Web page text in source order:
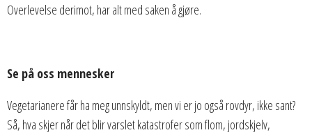
Overlevelse derimot, har alt med saken å gjøre.
Se på oss mennesker
Vegetarianere får ha meg unnskyldt, men vi er jo også rovdyr, ikke sant?
Så, hva skjer når det blir varslet katastrofer som flom, jordskjelv,